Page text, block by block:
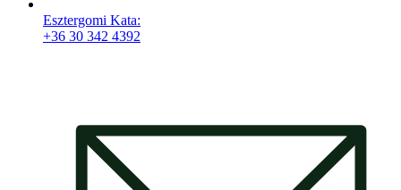
Esztergomi Kata:
+36 30 342 4392